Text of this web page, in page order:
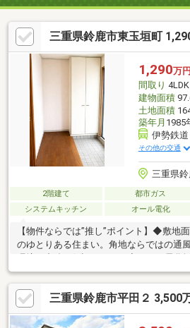
三重県鈴鹿市東玉垣町
1,290万円
間取り 4LDK
建物面積
土地面積
築年月 1985
伊勢鉄
その他の交通
三重県
2階建て 都市ガス
システムキッチン
オール電化
【物件ならでは”推し”ポイント】◆敷地
のゆとりある住まい。角地ならではの通
床下収納などの実用的なスペースが、住
ご家族の願いを実現します。【利便性◎
まで徒歩7分、ファミリーマートまで徒歩
充実しており、日々のちょっとしたお買
ます。◆2沿線利用可能な立地で、通勤や
三重県鈴鹿市平田２ 3,500